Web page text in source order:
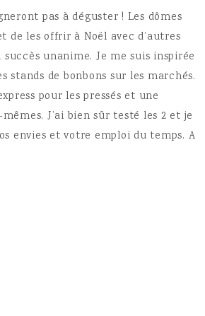
pas à déguster ! Les dômes
de les offrir à Noël avec d’autres
unanime. Je me suis inspirée
stands de bonbons sur les marchés.
pour les pressés et une
J’ai bien sûr testé les 2 et je
envies et votre emploi du temps. A